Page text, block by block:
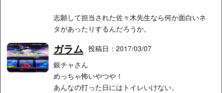
志願して担当された佐々木先生なら何か面白いネ
タがあったりするんだろうか。
ガラム 投稿日：2017/03/07
銀チャさん
めっちゃ怖いやつや！
あんなの打った日にはトイレいけない。